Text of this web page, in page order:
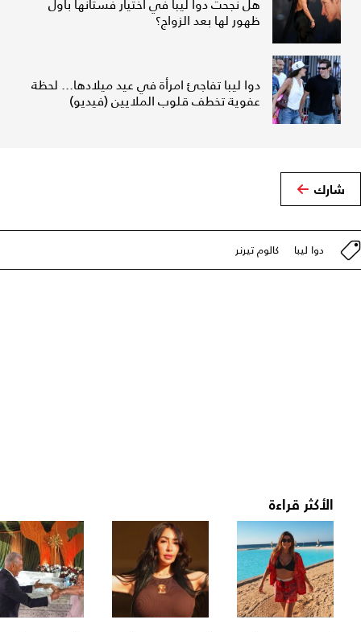
هل نجحت دوا ليبا في اختيار فستانها بأول
ظهور لها بعد الزواج؟
دوا ليبا تفاجئ امرأة في عيد ميلادها... لحظة
عفوية تخطف قلوب الملايين (فيديو)
شارك
دوا ليبا كالوم تيرنر
الأكثر قراءة